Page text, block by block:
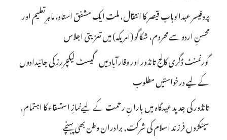
پروفیسر عبدالوہاب قیصر کا انتقال، ملت ایک مشفق استاد، ماہرِتعلیم اور
محسنِ اردو سے محروم، شکاگو (امریکہ) میں تعزیتی اجلاس
گورنمنٹ ڈگری کالج تانڈور اور وقارآباد میں گیسٹ لیکچررز کی جائیدادوں
کے لیے درخواستیں مطلوب
تانڈور کی جدید عیدگاہ میں بارانِ رحمت کے لیےنمازِ استسقاء کا اہتمام,
سینکڑوں فرزند اسلام کی شرکت, برادران وطن بھی پہنچے